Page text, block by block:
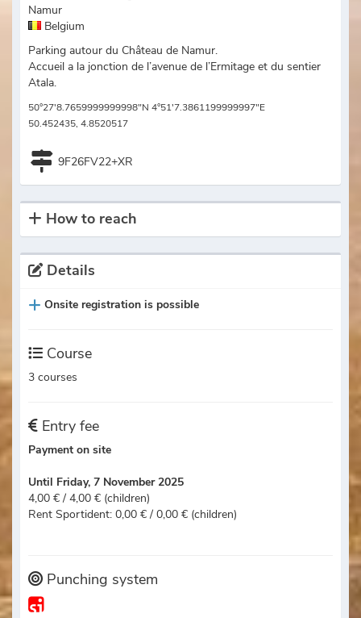
Namur
Belgium
Parking autour du Château de Namur.
Accueil a la jonction de l’avenue de l’Ermitage et du sentier
Atala.
50°27'8.7659999999998"N 4°51'7.3861199999997"E
50.452435, 4.8520517
9F26FV22+XR
How to reach
Details
Onsite registration is possible
Course
3 courses
Entry fee
Payment on site
Until Friday, 7 November 2025
4,00 € / 4,00 € (children)
Rent Sportident: 0,00 € / 0,00 € (children)
Punching system